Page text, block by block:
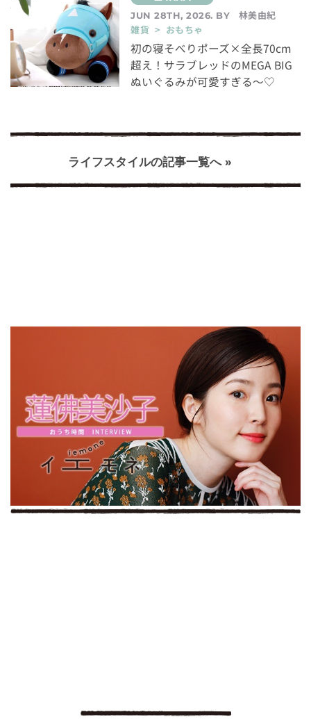
JUN 28TH, 2026. BY
林美由紀
雑貨 > おもちゃ
初の寝そべりポーズ×全長70cm
超え！サラブレッドのMEGA BIG
ぬいぐるみが可愛すぎる～♡
ライフスタイルの記事一覧へ »